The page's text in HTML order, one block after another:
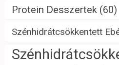
Protein Desszertek (60)
Szénhidrátcsökkentett